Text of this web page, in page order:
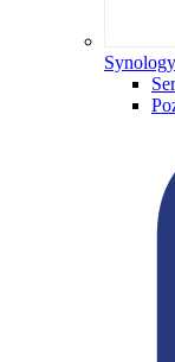
Synology